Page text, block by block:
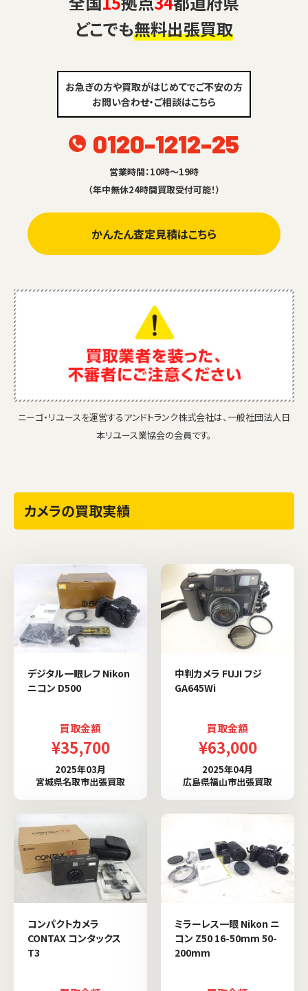
どこでも無料出張買取
お急ぎの方や買取がはじめてでご不安の方
お問い合わせ・ご相談はこちら
0120-1212-25
営業時間：10時～19時
（年中無休24時間買取受付可能！）
かんたん査定見積はこちら
ニーゴ・リユースを運営するアンドトランク株式会社は、一般社団法人日
本リユース業協会の会員です。
カメラの買取実績
デジタル一眼レフ Nikon
ニコン D500
買取金額
¥35,700
2025年03月
宮城県名取市出張買取
中判カメラ FUJI フジ
GA645Wi
買取金額
¥63,000
2025年04月
広島県福山市出張買取
コンパクトカメラ
CONTAX コンタックス
T3
ミラーレス一眼 Nikon ニ
コン Z50 16-50mm 50-
200mm